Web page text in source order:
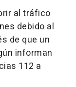
al tráfico
debido al
de que un
informan
112 a